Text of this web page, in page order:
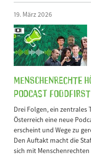
19. März 2026
Menschenrechte
Podcast FoodFirst
Drei Folgen, ein zentrales
Österreich eine neue
erscheint und Wege zu
Den Auftakt macht die
sich mit